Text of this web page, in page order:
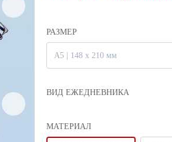
РАЗМЕР
А5 | 148 х 210 мм
ВИД ЕЖЕДНЕВНИКА
МАТЕРИАЛ